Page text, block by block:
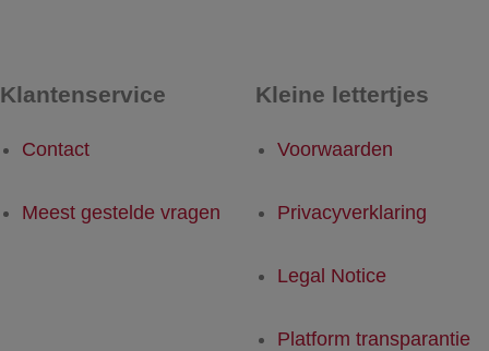
Klantenservice
Contact
Meest gestelde vragen
Kleine lettertjes
Voorwaarden
Privacyverklaring
Legal Notice
Platform transparantie